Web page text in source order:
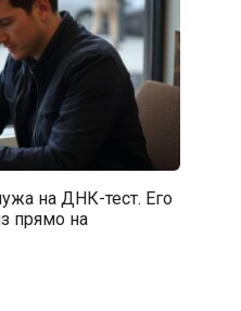
на ДНК-тест. Его
прямо на